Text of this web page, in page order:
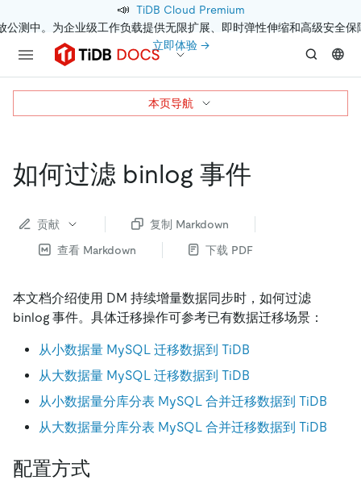
📣 TiDB Cloud Premium
公测中。为企业级工作负载提供无限扩展、即时弹性伸缩和高级安全保
立即体验 →
如何过滤 binlog 事件
贡献
复制 Markdown
查看 Markdown
下载 PDF
本文档介绍使用 DM 持续增量数据同步时，如何过滤
binlog 事件。具体迁移操作可参考已有数据迁移场景：
从小数据量 MySQL 迁移数据到 TiDB
从大数据量 MySQL 迁移数据到 TiDB
从小数据量分库分表 MySQL 合并迁移数据到 TiDB
从大数据量分库分表 MySQL 合并迁移数据到 TiDB
配置方式
本页导航